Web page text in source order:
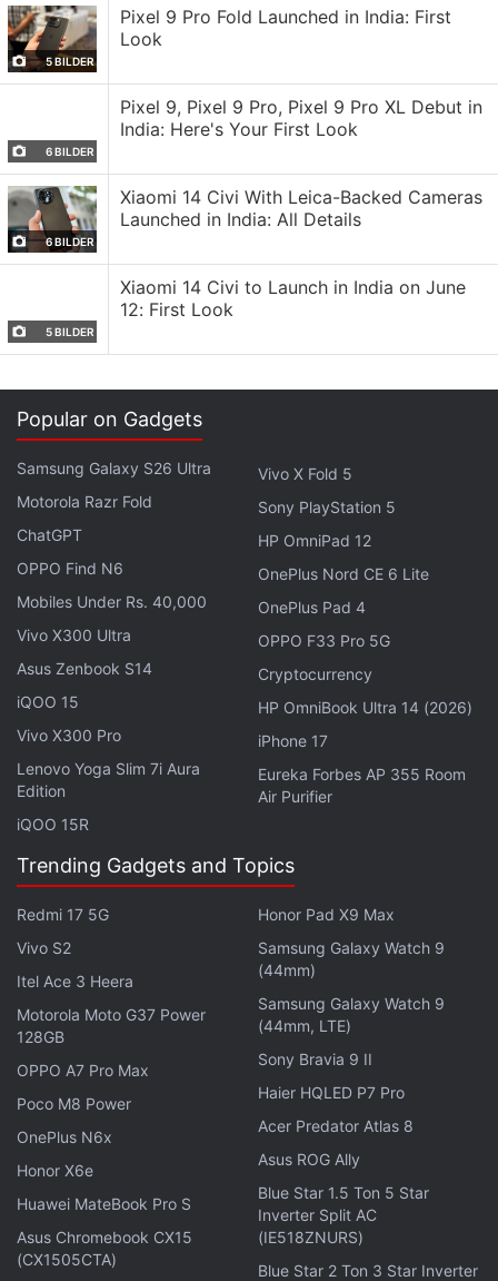
erhältlich sein.
Obwohl Oppo noch nicht alle technischen Details
veröffentlicht hat, ähneln diese Spezifikationen stark
denen eines bereits existierenden OnePlus Tablets,
was auf eine ähnliche Hardware Plattform
hindeutet.
Basierend auf den veröffentlichten Spezifikationen
Version des kürzlich in ausgewählten internationalen
Märkten eingeführten OnePlus Pad Go 2 zu sein.
voraussichtlich über ein 12,1 Zoll LCD Display mit
einer 2,8K Auflösung und einer
könnte vom MediaTek Dimensity 7300 Ultra
Chipsatz angetrieben werden, gepaart mit LPDDR4x
RAM und UFS 3.1 Speicher.
Was die Kameras betrifft, wird das Tablet
voraussichtlich über eine 8 Megapixel Front und
Rückkamera verfügen. Zu den weiteren Funktionen
gehören möglicherweise ein Quad
Lautsprechersystem für verbesserte Audioausgabe
und eine Gesichtserkennung zur biometrischen
Sicherung.
Das Tablet wird in verschiedenen Farben erhältlich
sein, darunter Space Gray, Starlight Powder und
Starlight Pink. Die 5G fähige Version wird jedoch nur
in Space Gray verfügbar sein.
5 BILDER
Pixel 9 Pro Fold Launched in India: First
Look
6 BILDER
Pixel 9, Pixel 9 Pro, Pixel 9 Pro XL Debut in
India: Here's Your First Look
6 BILDER
Xiaomi 14 Civi With Leica-Backed Cameras
Launched in India: All Details
5 BILDER
Xiaomi 14 Civi to Launch in India on June
12: First Look
Popular on Gadgets
Samsung Galaxy S26 Ultra
Motorola Razr Fold
ChatGPT
OPPO Find N6
Mobiles Under Rs. 40,000
Vivo X300 Ultra
Asus Zenbook S14
iQOO 15
Vivo X300 Pro
Lenovo Yoga Slim 7i Aura
Edition
iQOO 15R
Vivo X Fold 5
Sony PlayStation 5
HP OmniPad 12
OnePlus Nord CE 6 Lite
OnePlus Pad 4
OPPO F33 Pro 5G
Cryptocurrency
HP OmniBook Ultra 14 (2026)
iPhone 17
Eureka Forbes AP 355 Room
Air Purifier
Trending Gadgets and Topics
Redmi 17 5G
Vivo S2
Itel Ace 3 Heera
Motorola Moto G37 Power
128GB
OPPO A7 Pro Max
Poco M8 Power
OnePlus N6x
Honor X6e
Huawei MateBook Pro S
Asus Chromebook CX15
(CX1505CTA)
Honor Pad X9 Max
Samsung Galaxy Watch 9
(44mm)
Samsung Galaxy Watch 9
(44mm, LTE)
Sony Bravia 9 II
Haier HQLED P7 Pro
Acer Predator Atlas 8
Asus ROG Ally
Blue Star 1.5 Ton 5 Star
Inverter Split AC
(IE518ZNURS)
Blue Star 2 Ton 3 Star Inverter